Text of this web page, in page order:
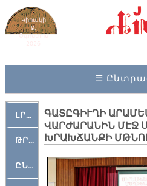
Կիրակի
9,
Օգոստոս
☰
ԼՐԱՀՈՍ
ԹՐՔԱՀԱՅ ԿԵԱՆՔ
ԸՆԿԵՐԱՄՇԱԿՈՒԹԱՅԻՆ
ԳԱՏԸԳԻՒՂԻ
ՎԱՐԺԱՐԱՆԻՆ ՄԷՋ
ԽՐԱԽՃԱՆՔԻ